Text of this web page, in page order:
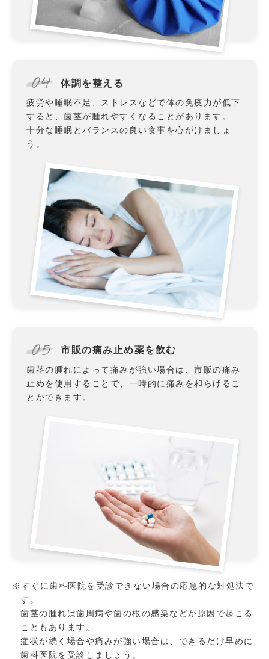
04 体調を整える
疲労や睡眠不足、ストレスなどで体の免疫力が低下
すると、歯茎が腫れやすくなることがあります。
十分な睡眠とバランスの良い食事を心がけましょ
う。
05 市販の痛み止め薬を飲む
歯茎の腫れによって痛みが強い場合は、市販の痛み
止めを使用することで、一時的に痛みを和らげるこ
とができます。
※すぐに歯科医院を受診できない場合の応急的な対処法で
す。
歯茎の腫れは歯周病や歯の根の感染などが原因で起こる
こともあります。
症状が続く場合や痛みが強い場合は、できるだけ早めに
歯科医院を受診しましょう。